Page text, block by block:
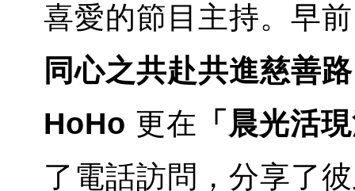
喜愛的節目主持。早
同心之共赴共進慈善
HoHo 更在 「晨光活
了電話訪問，分享了